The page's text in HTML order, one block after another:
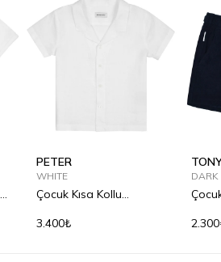
PETER
WHITE
Çocuk Kısa Kollu
Gömlek
3.400₺
DARK